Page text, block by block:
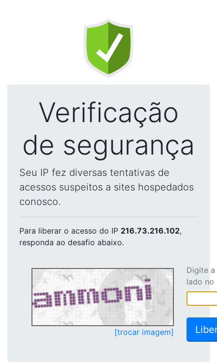
Verificação
de segurança
Seu IP fez diversas tentativas de
acessos suspeitos a sites hospedados
conosco.
Para liberar o acesso do IP 216.73.216.102,
responda ao desafio abaixo.
[trocar imagem]
Digite
lado no